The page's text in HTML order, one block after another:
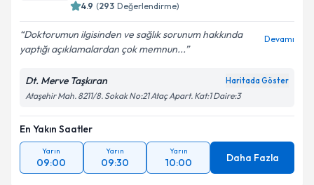
4.9 (293 Değerlendirme)
Doktorumun ilgisinden ve sağlık sorunum hakkında
yaptığı açıklamalardan çok memnun...
Devamı
Dt. Merve Taşkıran Haritada Göster
Ataşehir Mah. 8211/8. Sokak No:21 Ataç Apart. Kat:1 Daire:3
En Yakın Saatler
Yarın
09:00
Yarın
09:30
Yarın
10:00 Daha Fazla